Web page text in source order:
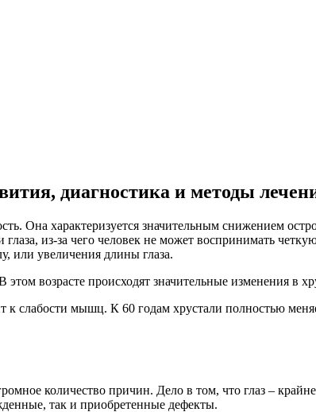
диагностика и методы
Она характеризуется значительным снижением
из-за чего человек не может воспринимать
или увеличения длины глаза.
возрасте происходят значительные изменения в
слабости мышц. К 60 годам хрустали полностью
количество причин. Дело в том, что глаз –
так и приобретенные дефекты.